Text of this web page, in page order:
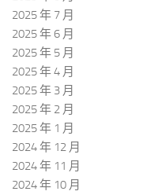
2025 年 7 月
2025 年 6 月
2025 年 5 月
2025 年 4 月
2025 年 3 月
2025 年 2 月
2025 年 1 月
2024 年 12 月
2024 年 11 月
2024 年 10 月